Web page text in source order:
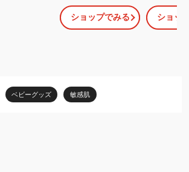
ーパウダー(プレス
ド)50g【医薬部外品】
ショップでみる
ダー（プレ
ショッ
ベビーグッズ 敏感肌